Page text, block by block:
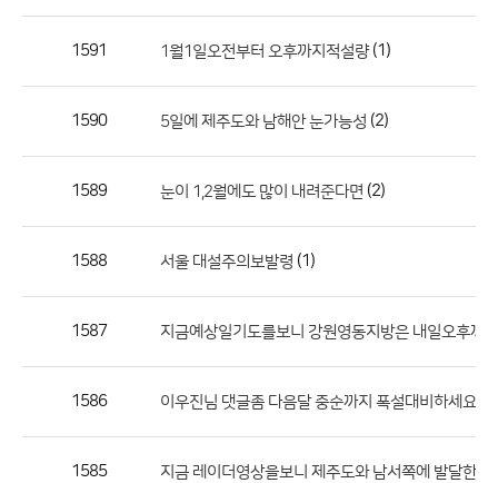
론
호,
1591 1월1일오전부터 오후까지적설량(1)
1590 5일에 제주도와 남해안 눈가능성 (2)
1589 눈이 1,2월에도 많이 내려준다면 (2)
1588 서울 대설주의보발령 (1)
1587 지금예상일기도를보니 강원영동지방은 내일오후까
1586 이우진님 댓글좀 다음달 중순까지 폭설대비하세요
1585 지금 레이더영상을보니 제주도와 남서쪽에 발달한눈